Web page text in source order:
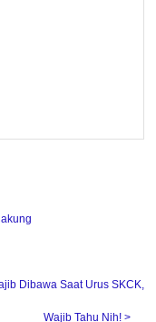
Dibawa Saat Urus SKCK,
Wajib Tahu Nih! ˃